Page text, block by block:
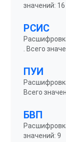
значений: 16
РСИС
. Всего
ПУИ
Всего
БВП
значений: 9